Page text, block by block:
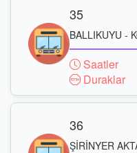
35
BALLIKUYU -
Saatler
Duraklar
36
ŞİRİNYER